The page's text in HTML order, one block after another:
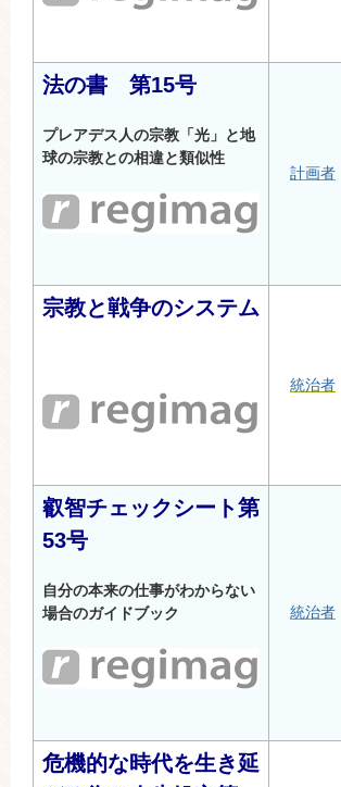
法の書 第15号
プレアデス人の宗教「光」と地
球の宗教との相違と類似性
計画者
宗教と戦争のシステム
統治者
叡智チェックシート第
53号
自分の本来の仕事がわからない
場合のガイドブック
統治者
危機的な時代を生き延